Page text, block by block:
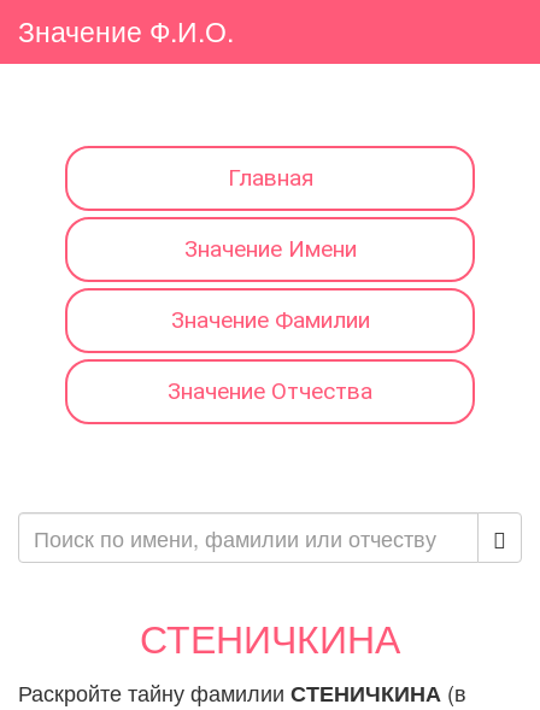
Значение Ф.И.О.
Главная
Значение Имени
Значение Фамилии
Значение Отчества
СТЕНИЧКИНА
Раскройте тайну фамилии СТЕНИЧКИНА (в